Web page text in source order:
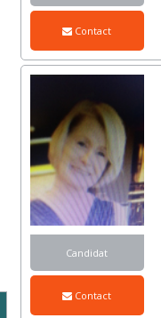
Contact
Candidat
Contact